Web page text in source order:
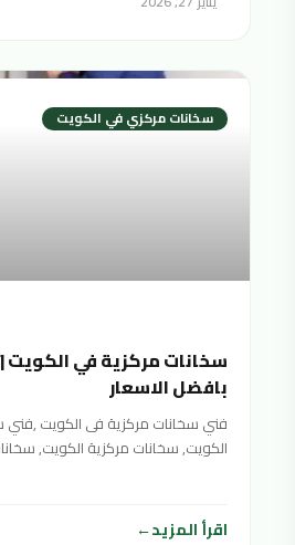
سخانات مركزي في الكويت
سخانات مركزية في الكويت
بافضل الاسعار
فني سخانات مركزية فى الكويت ,فني
الكويت, سخانات مركزية الكويت,
اقرأ المزيد